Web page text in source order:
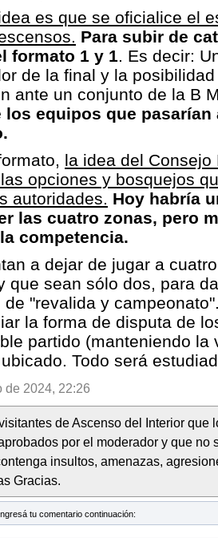
es que se oficialice el
Para subir de
formato 1 y 1. Es decir:
de la final y la
ante un conjunto de la B
los equipos que pasarían
la idea del
opciones y bosquejos
autoridades. Hoy habría
las cuatro zonas, pero
competencia.
a dejar de jugar a
que sean sólo dos, para
"revalida y
la forma de disputa de
partido (manteniendo la
Todo será
de 2024, 22:26
de Ascenso del Interior que
por el moderador y que no
insultos, amenazas,
Gracias.
tu comentario continuación: